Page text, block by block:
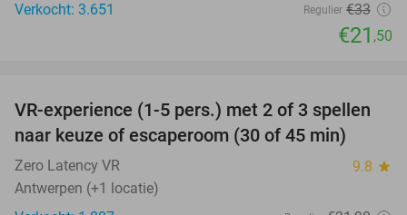
Verkocht: 3.651
Regulier €33
€21 ,50
32%
VR-experience (1-5 pers.) met 2 of 3 spellen
naar keuze of escaperoom (30 of 45 min)
Zero Latency VR 9.8 star
Antwerpen (+1 locatie)